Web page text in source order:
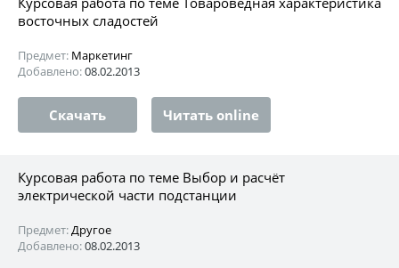
восточных сладостей
Предмет: Маркетинг
Добавлено:08.02.2013
Скачать Читать online
Курсовая работа по теме Выбор и расчёт
электрической части подстанции
Предмет:Другое
Добавлено:08.02.2013